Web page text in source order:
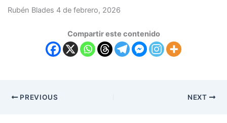
Rubén Blades 4 de febrero, 2026
Compartir este contenido
PREVIOUS NEXT